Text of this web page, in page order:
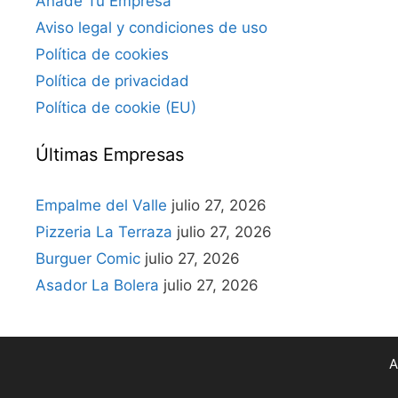
Aviso legal y condiciones de uso
Política de cookies
Política de privacidad
Política de cookie (EU)
Últimas Empresas
Empalme del Valle julio 27, 2026
Pizzeria La Terraza julio 27, 2026
Burguer Comic julio 27, 2026
Asador La Bolera julio 27, 2026